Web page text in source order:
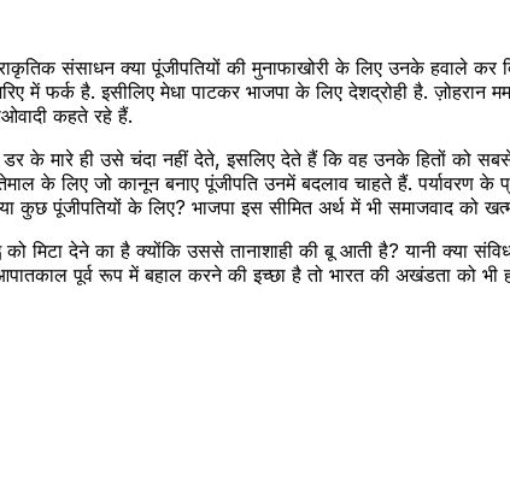
संसाधन क्या पूंजीपतियों की मुनाफाखोरी के लिए उनके हवाले कर
है. इसीलिए मेधा पाटकर भाजपा के लिए देशद्रोही है. ज़ोहरान
कहते रहे हैं.
डर के मारे ही उसे चंदा नहीं देते, इसलिए देते हैं कि वह उनके हितों को
लिए जो कानून बनाए पूंजीपति उनमें बदलाव चाहते हैं. पर्यावरण के
कुछ पूंजीपतियों के लिए? भाजपा इस सीमित अर्थ में भी समाजवाद को
को मिटा देने का है क्योंकि उससे तानाशाही की बू आती है? यानी क्या
पूर्व रूप में बहाल करने की इच्छा है तो भारत की अखंडता को भी